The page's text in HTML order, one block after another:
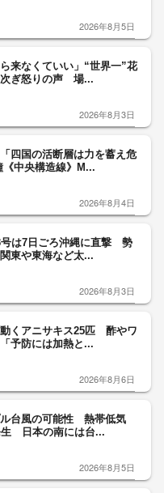
2026年8月5日
来なくていい」“世界一”花
次ぎ怒りの声 場...
2026年8月3日
四国の活断層は力を蓄え危
中央構造線》M...
2026年8月4日
号は7日ごろ沖縄に直撃 勢
東や東海など太...
2026年8月3日
動くアニサキス25匹 酢やワ
予防には加熱と...
2026年8月6日
ル台風の可能性 熱帯低気
生 日本の南には台...
2026年8月5日